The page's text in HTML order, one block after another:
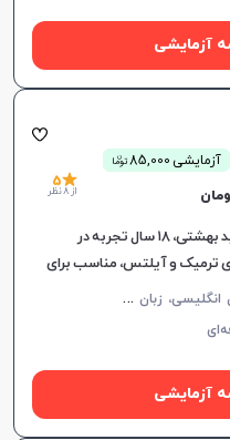
آزمایشی
آزمایشی 85,000 توما
ن
5
از 8 نظر
مدرک تی تی سی آیلتس از دانشگاه شهید بهشتی، ۱۸ سال تجربه در
ترمیک و آیلتس، مناسب برای
آ
یلتس، مکالمه زبان انگلیسی، زبان انگلیسی عمومی، گرامر زبان انگلیسی، زبان انگلیسی تجاری، زبان انگلیسی آمریکایی، زبان انگلیسی کنکور سراسری، زبان انگلیسی کنکور کاردانی، زبان انگلیسی کنکور ارشد، زبان انگلیسی کنکور دکتری، زبان انگلیسی هفتم دبیرستان، زبان انگلیسی هشتم دبیرستان، زبان انگلیسی نهم دبیرستان، زبان انگلیسی دهم دبیرستان، زبان انگلیسی یازدهم دبیرستان، زبان انگلیسی دوازدهم دبیرستان، تافل، جی آر ای، دولینگو، تولیمو
آزمایشی